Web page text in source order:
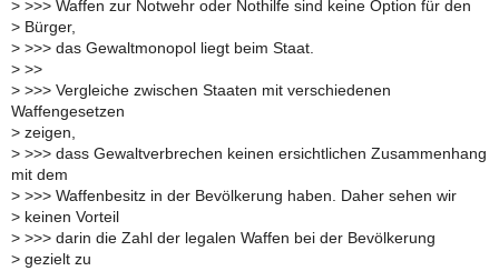
> >>> Waffen zur Notwehr oder Nothilfe sind keine Option für den
> Bürger,
> >>> das Gewaltmonopol liegt beim Staat.
> >>
> >>> Vergleiche zwischen Staaten mit verschiedenen
Waffengesetzen
> zeigen,
> >>> dass Gewaltverbrechen keinen ersichtlichen Zusammenhang
mit dem
> >>> Waffenbesitz in der Bevölkerung haben. Daher sehen wir
> keinen Vorteil
> >>> darin die Zahl der legalen Waffen bei der Bevölkerung
> gezielt zu